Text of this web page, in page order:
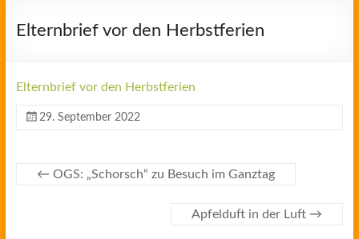
Elternbrief vor den Herbstferien
Elternbrief vor den Herbstferien
29. September 2022
← OGS: „Schorsch“ zu Besuch im Ganztag
Apfelduft in der Luft →